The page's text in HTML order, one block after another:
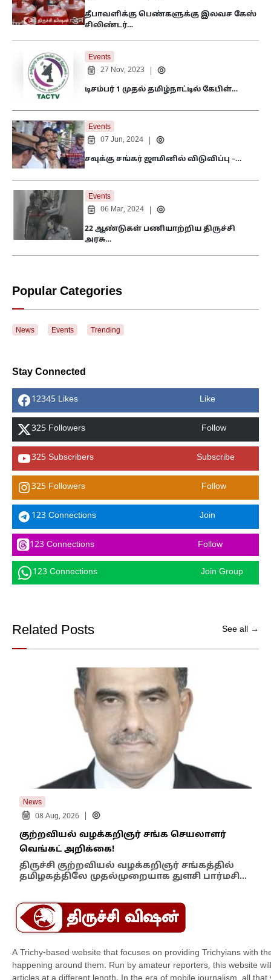
தீபாவளிக்கு பெண்களுக்கு இலவச கேஸ்
சிலிண்டர்…
Events
27 Nov, 2023
டிசம்பர் 1 முதல் தமிழ்நாட்டில் கேபிள்…
Events
07 Jun, 2024
சவுக்கு சங்கர் ஜாமினில் விடுவிப்பு –…
Events
06 Mar, 2024
22 ஆண்டுகள் பணியாற்றிய திருச்சி
அரசு…
Popular Categories
News Events Trending
Stay Connected
12345 Likes Like
325 Followers Follow
325 Subscribers Subscribe
325 Followers Follow
123 Connections Join
123 Connections Follow
123 Connections Join Group
Related Posts See all →
News
08 Aug, 2026
குற்றவியல் வழக்கறிஞர் சங்க செயலாளர்
வெங்கட் அறிக்கை!
திருச்சி குற்றவியல் வழக்கறிஞர் சங்கத்தில்
தமிழகத்திலே முதல்முறையாக துளசி பார்மசி…
A Trichy-based website that focuses on providing Trichyians with
happening around them. Run by amateur reporters, this website